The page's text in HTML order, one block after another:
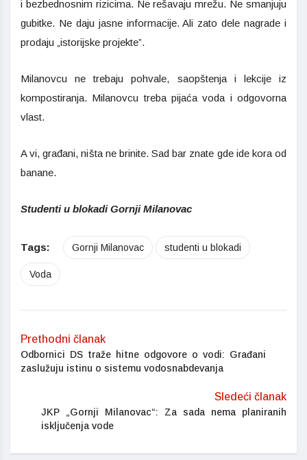
i bezbednosnim rizicima. Ne rešavaju mrežu. Ne smanjuju
gubitke. Ne daju jasne informacije. Ali zato dele nagrade i
prodaju „istorijske projekte”.
Milanovcu ne trebaju pohvale, saopštenja i lekcije iz
kompostiranja. Milanovcu treba pijaća voda i odgovorna
vlast.
A vi, građani, ništa ne brinite. Sad bar znate gde ide kora od
banane.
Studenti u blokadi Gornji Milanovac
Tags: Gornji Milanovac studenti u blokadi
Voda
Prethodni članak
Odbornici DS traže hitne odgovore o vodi: Građani
zaslužuju istinu o sistemu vodosnabdevanja
Sledeći članak
JKP „Gornji Milanovac“: Za sada nema planiranih
isključenja vode